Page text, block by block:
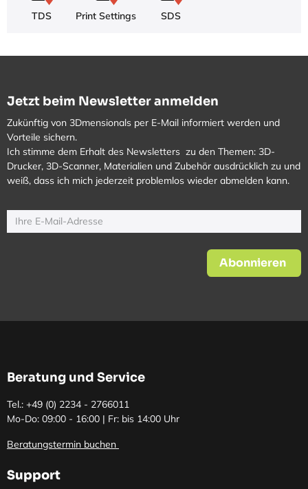
TDS Print Settings SDS
Jetzt beim Newsletter anmelden
Zukünftig von 3Dmensionals per E-Mail informiert werden und
Vorteile sichern.
Ich stimme dem Erhalt des Newsletters zu den Themen: 3D-
Drucker, 3D-Scanner, Materialien und Zubehör ausdrücklich zu und
weiß, dass ich mich jederzeit problemlos wieder abmelden kann.
Abonnieren
Beratung und Service
Tel.: +49 (0) 2234 - 2766011
Mo-Do: 09:00 - 16:00 | Fr: bis 14:00 Uhr
Beratungstermin buchen
Support